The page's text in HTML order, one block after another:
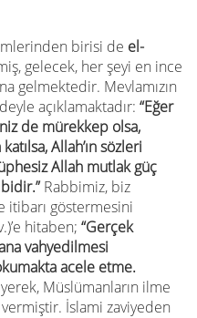
birisi de el-
gelecek, her şeyi en ince
gelmektedir. Mevlamızın
açıklamaktadır: “Eğer
de mürekkep olsa,
Allah’ın sözleri
Allah mutlak güç
Rabbimiz, biz
itibarı göstermesini
hitaben; “Gerçek
vahyedilmesi
acele etme.
Müslümanların ilme
İslami zaviyeden